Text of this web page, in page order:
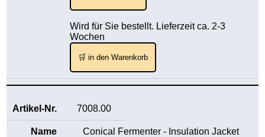
Wird für Sie bestellt. Lieferzeit ca. 2-3
Wochen
🛒 in den Warenkorb
7008.00
Conical Fermenter - Insulation Jacket